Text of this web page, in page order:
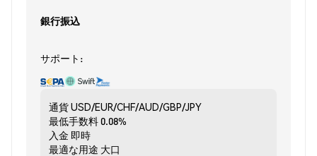
銀行振込
サポート:
通貨USD/EUR/CHF/AUD/GBP/JPY
最低手数料0.08%
入金 即時
最適な用途 大口